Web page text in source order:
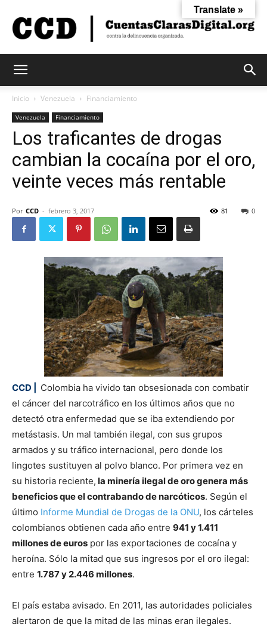
Claras
Digital
Inicio Venezuela Financiamiento
Venezuela Financiamiento
Los traficantes de drogas
cambian la cocaína por el oro,
veinte veces más rentable
Por CCD - febrero 3, 2017 0
81
CCD | Colombia ha vivido tan obsesionada con combatir
el cáncer del narcotráfico en los últimos años que no
detectó otra enfermedad que se iba extendiendo por
metástasis. Un mal también ilegal, con sus grupos
armados y su tráfico internacional, pero donde los
lingotes sustituyen al polvo blanco. Por primera vez en
su historia reciente, la minería ilegal de oro genera más
beneficios que el contrabando de narcóticos. Según el
último Informe Mundial de Drogas de la ONU, los cárteles
colombianos obtienen cada año entre 941 y 1.411
millones de euros por las exportaciones de cocaína y
heroína. Sólo la mitad que sus ingresos por el oro ilegal:
entre 1.787 y 2.446 millones.
El país estaba avisado. En 2011, las autoridades policiales
alertaron de que la mitad de las minas eran ilegales.
Translate »